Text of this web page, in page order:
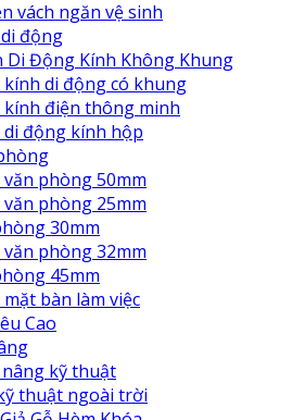
vách ngăn vệ sinh
động
Di Động Kính Không Khung
kính di động có khung
kính điện thông minh
di động kính hộp
phòng 50mm
phòng 25mm
30mm
phòng 32mm
45mm
bàn làm việc
Cao
kỹ thuật
thuật ngoài trời